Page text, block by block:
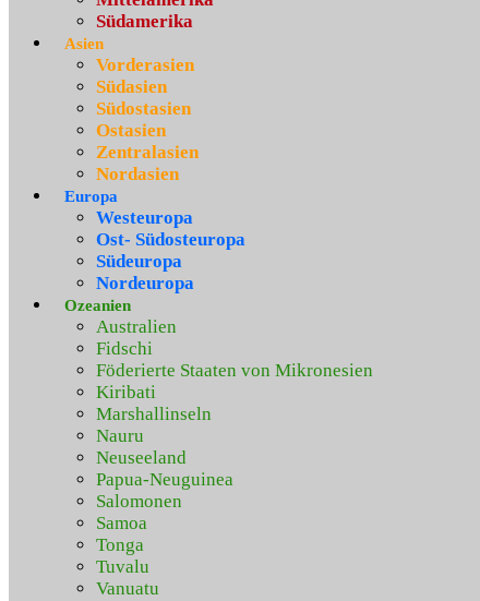
Südamerika
Asien
Vorderasien
Südasien
Südostasien
Ostasien
Zentralasien
Nordasien
Europa
Westeuropa
Ost- Südosteuropa
Südeuropa
Nordeuropa
Ozeanien
Australien
Fidschi
Föderierte Staaten von Mikronesien
Kiribati
Marshallinseln
Nauru
Neuseeland
Papua-Neuguinea
Salomonen
Samoa
Tonga
Tuvalu
Vanuatu